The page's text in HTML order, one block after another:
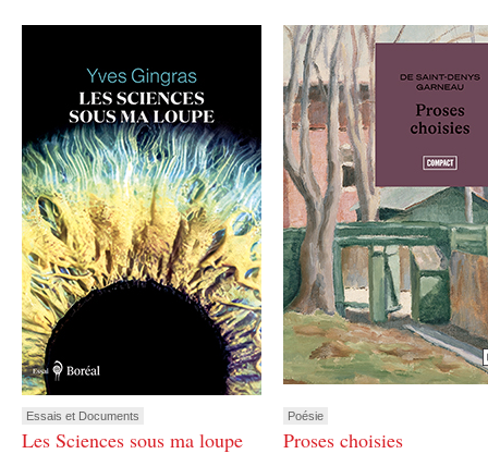
Essais et Documents
Les Sciences sous ma loupe
Poésie
Proses choisies